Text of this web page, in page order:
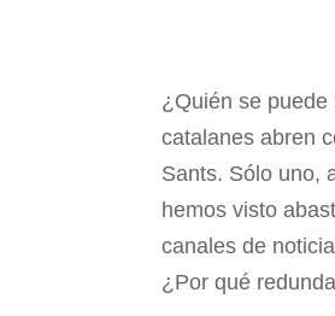
¿Quién se
catalanes abren
Sants. Sólo uno,
hemos visto
canales de
¿Por qué